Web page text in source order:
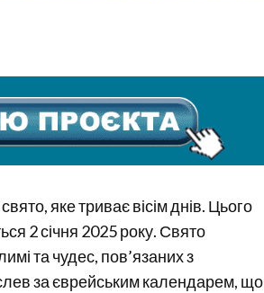
яке триває вісім днів. Цього
2 січня 2025 року. Свято
та чудес, пов’язаних з
за єврейським календарем, що